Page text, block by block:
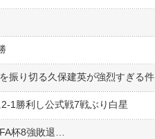
振り切る久保建英が強烈すぎる件
1勝利し公式戦7戦ぶり白星
杯8強敗退…